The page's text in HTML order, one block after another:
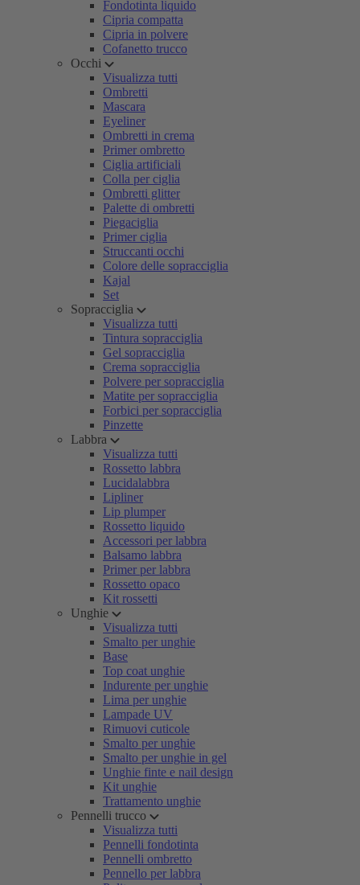
Fondotinta liquido
Cipria compatta
Cipria in polvere
Cofanetto trucco
Occhi
Visualizza tutti
Ombretti
Mascara
Eyeliner
Ombretti in crema
Primer ombretto
Ciglia artificiali
Colla per ciglia
Ombretti glitter
Palette di ombretti
Piegaciglia
Primer ciglia
Struccanti occhi
Colore delle sopracciglia
Kajal
Set
Sopracciglia
Visualizza tutti
Tintura sopracciglia
Gel sopracciglia
Crema sopracciglia
Polvere per sopracciglia
Matite per sopracciglia
Forbici per sopracciglia
Pinzette
Labbra
Visualizza tutti
Rossetto labbra
Lucidalabbra
Lipliner
Lip plumper
Rossetto liquido
Accessori per labbra
Balsamo labbra
Primer per labbra
Rossetto opaco
Kit rossetti
Unghie
Visualizza tutti
Smalto per unghie
Base
Top coat unghie
Indurente per unghie
Lima per unghie
Lampade UV
Rimuovi cuticole
Smalto per unghie
Smalto per unghie in gel
Unghie finte e nail design
Kit unghie
Trattamento unghie
Pennelli trucco
Visualizza tutti
Pennelli fondotinta
Pennelli ombretto
Pennello per labbra